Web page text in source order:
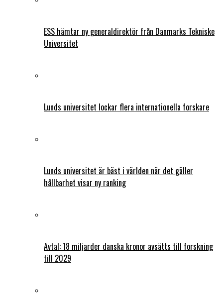
ESS hämtar ny generaldirektör från Danmarks Tekniske
Universitet
Lunds universitet lockar flera internationella forskare
Lunds universitet är bäst i världen när det gäller
hållbarhet visar ny ranking
Avtal: 18 miljarder danska kronor avsätts till forskning
till 2029